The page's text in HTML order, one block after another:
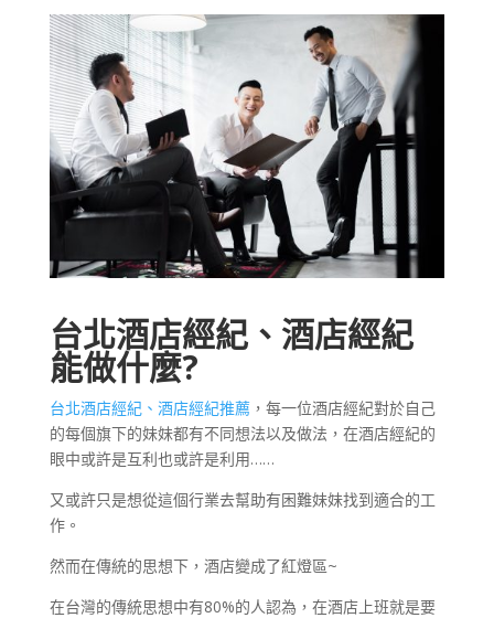
台北酒店經紀、酒店經紀
能做什麼?
台北酒店經紀、酒店經紀推薦，每一位酒店經紀對於自己
的每個旗下的妹妹都有不同想法以及做法，在酒店經紀的
眼中或許是互利也或許是利用……
又或許只是想從這個行業去幫助有困難妹妹找到適合的工
作。
然而在傳統的思想下，酒店變成了紅燈區~
在台灣的傳統思想中有80%的人認為，在酒店上班就是要